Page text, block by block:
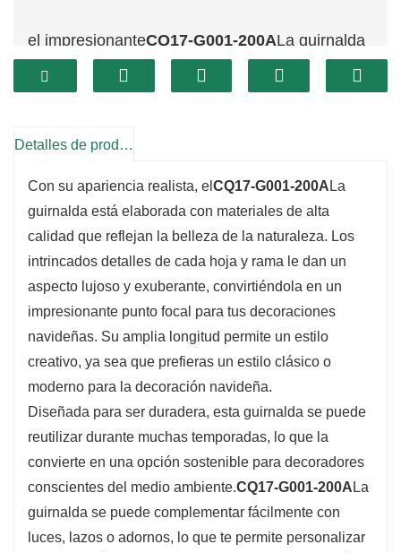
el impresionanteCQ17-G001-200ALa guirnalda
ofrece 200 cm de exuberante vegetación,
perfecta para crear un ambiente festivo en tu
belleza del pino recién cortado, aportando un
Ya sea colocada sobre una repisa de chimenea,
adornando una escalera o entretejida en una
barandilla, esta guirnalda transformará cualquier
espacio en un paraíso invernal.
Detalles de producto
Con su apariencia realista, el CQ17-G001-200A La
guirnalda está elaborada con materiales de alta
calidad que reflejan la belleza de la naturaleza. Los
intrincados detalles de cada hoja y rama le dan un
aspecto lujoso y exuberante, convirtiéndola en un
impresionante punto focal para tus decoraciones
navideñas. Su amplia longitud permite un estilo
creativo, ya sea que prefieras un estilo clásico o
moderno para la decoración navideña.
Diseñada para ser duradera, esta guirnalda se puede
reutilizar durante muchas temporadas, lo que la
convierte en una opción sostenible para decoradores
conscientes del medio ambiente.CQ17-G001-200A La
guirnalda se puede complementar fácilmente con
luces, lazos o adornos, lo que te permite personalizar